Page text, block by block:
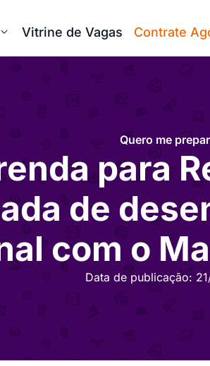
Vitrine de Vagas Contrate
Quero me
para
de
com o
Data de publicação: